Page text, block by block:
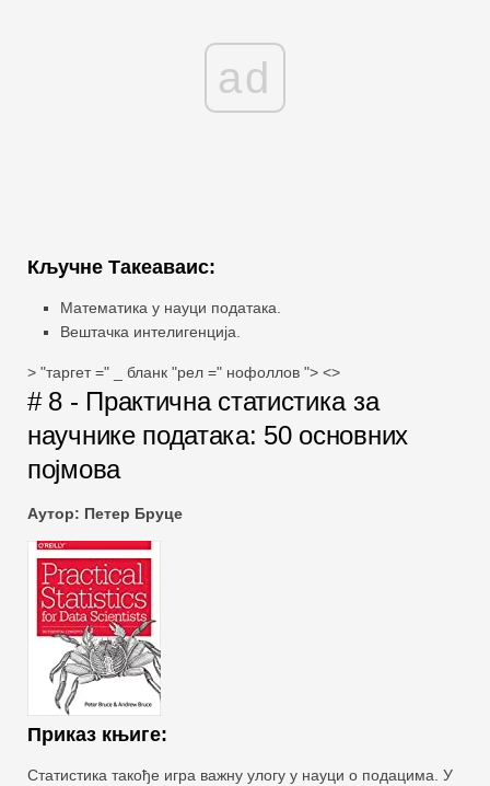
ad
Кључне Такеаваис:
Математика у науци података.
Вештачка интелигенција.
> "таргет =" _ бланк "рел =" нофоллов "> <>
# 8 - Практична статистика за
научнике података: 50 основних
појмова
Аутор: Петер Бруце
Приказ књиге:
Статистика такође игра важну улогу у науци о подацима. У